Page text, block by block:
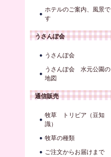
ホテルのご案内、風景で
す
うさんぽ会
うさんぽ会
うさんぽ会 水元公園の
地図
通信販売
牧草 トリビア（豆知
識）
牧草の種類
ご注文からお届けまで